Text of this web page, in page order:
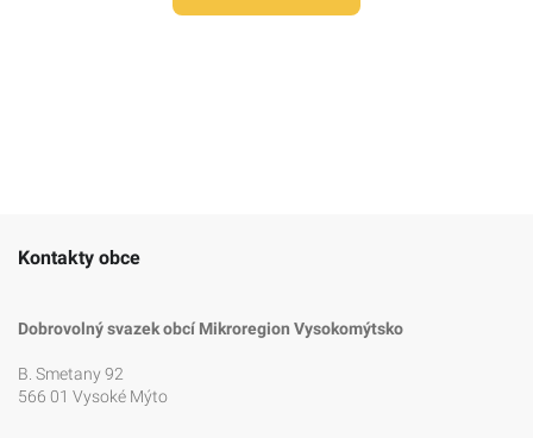
Kontakty obce
Dobrovolný svazek obcí Mikroregion Vysokomýtsko
B. Smetany 92
566 01 Vysoké Mýto